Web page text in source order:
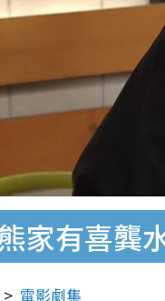
家有喜龔
電影劇集